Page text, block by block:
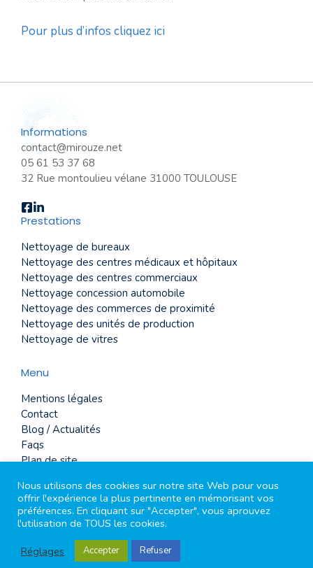
Pour plus d’infos cliquez ici
Informations
contact@mirouze.net
05 61 53 37 68
32 Rue montoulieu vélane 31000 TOULOUSE
Prestations
Nettoyage de bureaux
Nettoyage des centres médicaux et hôpitaux
Nettoyage des centres commerciaux
Nettoyage concession automobile
Nettoyage des commerces de proximité
Nettoyage des unités de production
Nettoyage de vitres
Menu
Mentions légales
Contact
Blog / Actualités
Faqs
Plan de site
2026 tout droits réservé Mirouze
Nous utilisons des cookies sur notre site Web pour vous
offrir l'expérience la plus pertinente en mémorisant vos
préférences. En cliquant sur "Accepter", vous aprouvez
l'utilisation de TOUS les cookies.
Réglages
Accepter Refuser